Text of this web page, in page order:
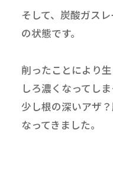
そして、炭酸ガス
の状態です。
削ったことにより
しろ濃くなってし
少し根の深いアザ
なってきました。